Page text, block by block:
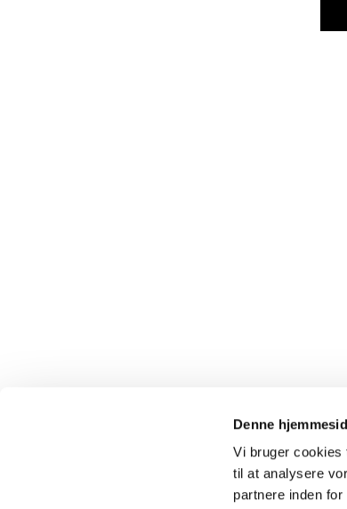
Denne
Vi bruger cookies
til at analysere
partnere inden